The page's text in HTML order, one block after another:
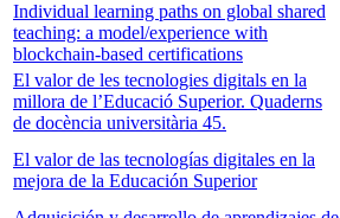
Individual learning paths on global shared
teaching: a model/experience with
blockchain-based certifications
El valor de les tecnologies digitals en la
millora de l’Educació Superior. Quaderns
de docència universitària 45.
El valor de las tecnologías digitales en la
mejora de la Educación Superior